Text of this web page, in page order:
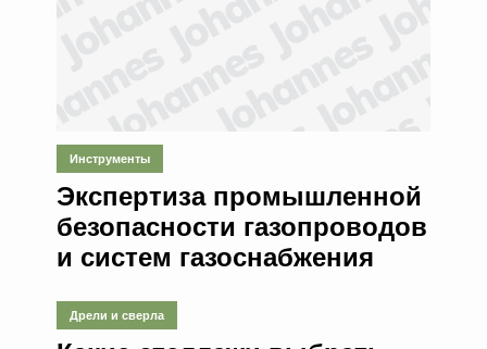
Инструменты
Экспертиза промышленной
безопасности газопроводов
и систем газоснабжения
Дрели и сверла